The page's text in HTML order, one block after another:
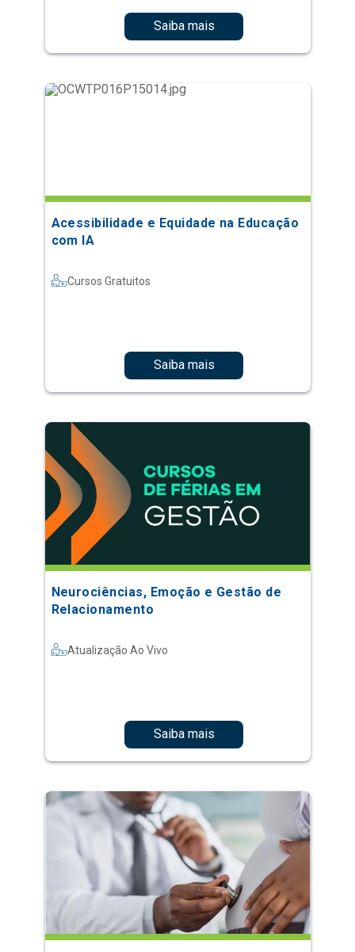
Saiba mais
Acessibilidade e Equidade na Educação
com IA
Cursos Gratuitos
Saiba mais
Neurociências, Emoção e Gestão de
Relacionamento
Atualização Ao Vivo
Saiba mais